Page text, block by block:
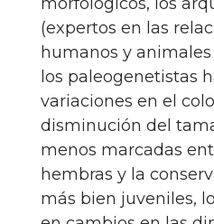
morfológicos, los
(expertos en las
humanos y
los paleogenetistas
variaciones en el
disminución del
menos marcadas
hembras y la
más bien juveniles,